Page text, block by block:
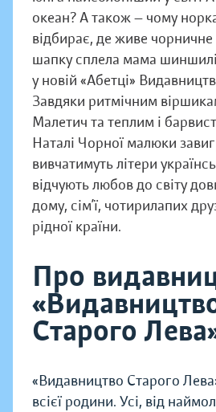
океан? А також — чому
відбирає, де живе чорничне
шапку сплела мама
у новій «Абетці»
Завдяки ритмічним
Малетич та теплим і
Наталі Чорної малюки
вивчатимуть літери
відчують любов до світу
дому, сім’ї, чотирилапих
рідної країни.
Про
Старого
«Видавництво Старого
всієї родини. Усі, від